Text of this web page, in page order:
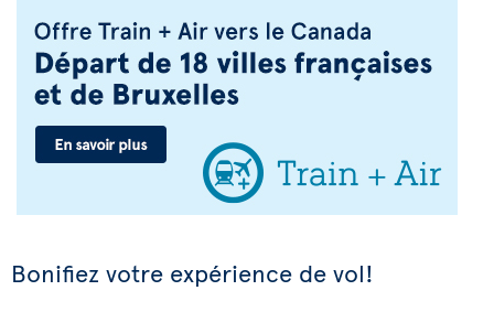
Bonifiez votre expérience de vol!